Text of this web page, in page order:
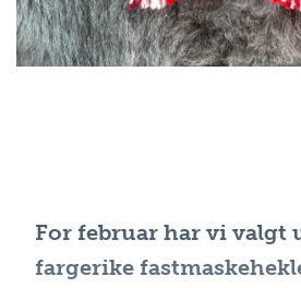
For februar har vi valgt
fargerike